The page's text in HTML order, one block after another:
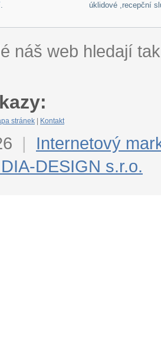
.
úklidové ,recepční
náš web hledají
stránek Kontakt
|
Internetový
DESIGN s.r.o.